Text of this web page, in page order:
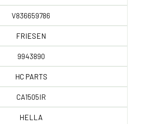
V836659786
FRIESEN
9943890
HC PARTS
CA1505IR
HELLA